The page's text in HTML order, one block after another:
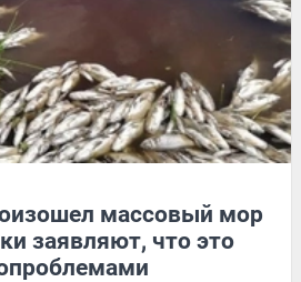
массовый мор
заявляют, что это